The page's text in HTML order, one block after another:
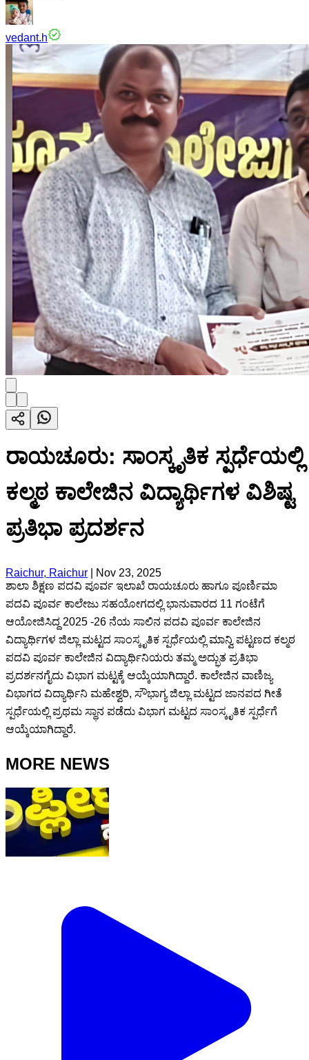
vedant.h
ರಾಯಚೂರು: ಸಾಂಸ್ಕೃತಿಕ ಸ್ಪರ್ಧೆಯಲ್ಲಿ
ಕಲ್ಮಠ ಕಾಲೇಜಿನ ವಿದ್ಯಾರ್ಥಿಗಳ ವಿಶಿಷ್ಟ
ಪ್ರತಿಭಾ ಪ್ರದರ್ಶನ
Raichur, Raichur
Nov 23, 2025
ಶಾಲಾ ಶಿಕ್ಷಣ ಪದವಿ ಪೂರ್ವ ಇಲಾಖೆ ರಾಯಚೂರು ಹಾಗೂ ಪೂರ್ಣಿಮಾ
ಪದವಿ ಪೂರ್ವ ಕಾಲೇಜು ಸಹಯೋಗದಲ್ಲಿ ಭಾನುವಾರದ 11 ಗಂಟೆಗೆ
ಆಯೋಜಿಸಿದ್ದ 2025 -26 ನೆಯ ಸಾಲಿನ ಪದವಿ ಪೂರ್ವ ಕಾಲೇಜಿನ
ವಿದ್ಯಾರ್ಥಿಗಳ ಜಿಲ್ಲಾ ಮಟ್ಟದ ಸಾಂಸ್ಕೃತಿಕ ಸ್ಪರ್ಧೆಯಲ್ಲಿ ಮಾನ್ವಿ ಪಟ್ಟಣದ ಕಲ್ಮಠ
ಪದವಿ ಪೂರ್ವ ಕಾಲೇಜಿನ ವಿದ್ಯಾರ್ಥಿನಿಯರು ತಮ್ಮ ಅದ್ಭುತ ಪ್ರತಿಭಾ
ಪ್ರದರ್ಶನಗೈದು ವಿಭಾಗ ಮಟ್ಟಕ್ಕೆ ಆಯ್ಕೆಯಾಗಿದ್ದಾರೆ. ಕಾಲೇಜಿನ ವಾಣಿಜ್ಯ
ವಿಭಾಗದ ವಿದ್ಯಾರ್ಥಿನಿ ಮಹೇಶ್ವರಿ, ಸೌಭಾಗ್ಯ ಜಿಲ್ಲಾ ಮಟ್ಟದ ಜಾನಪದ ಗೀತೆ
ಸ್ಪರ್ಧೆಯಲ್ಲಿ ಪ್ರಥಮ ಸ್ಥಾನ ಪಡೆದು ವಿಭಾಗ ಮಟ್ಟದ ಸಾಂಸ್ಕೃತಿಕ ಸ್ಪರ್ಧೆಗೆ
ಆಯ್ಕೆಯಾಗಿದ್ದಾರೆ.
MORE NEWS